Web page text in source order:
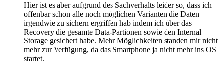
Hier ist es aber aufgrund des Sachverhalts leider so, dass ich
offenbar schon alle noch möglichen Varianten die Daten
irgendwie zu sichern ergriffen hab indem ich über das
Recovery die gesamte Data-Partionen sowie den Internal
Storage gesichert habe. Mehr Möglichkeiten standen mir nicht
mehr zur Verfügung, da das Smartphone ja nicht mehr ins OS
startet.